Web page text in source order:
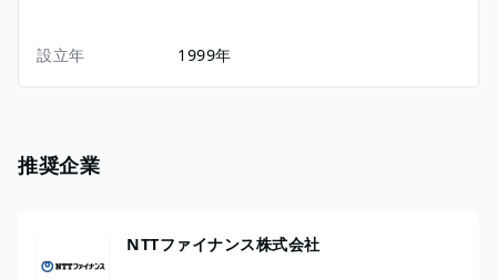
設立年 1999年
推奨企業
NTTファイナンス株式会社